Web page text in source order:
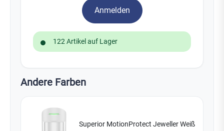
Anmelden
122 Artikel auf Lager
Andere Farben
Superior MotionProtect Jeweller Weiß